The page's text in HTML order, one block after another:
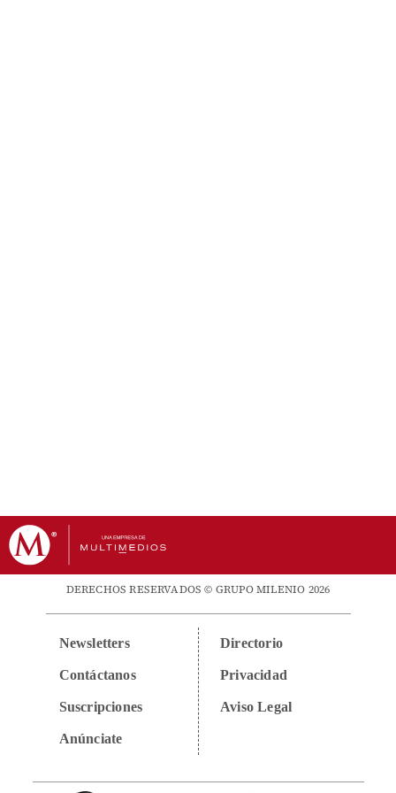
DERECHOS RESERVADOS © GRUPO MILENIO 2026
Newsletters
Contáctanos
Suscripciones
Anúnciate
Directorio
Privacidad
Aviso Legal